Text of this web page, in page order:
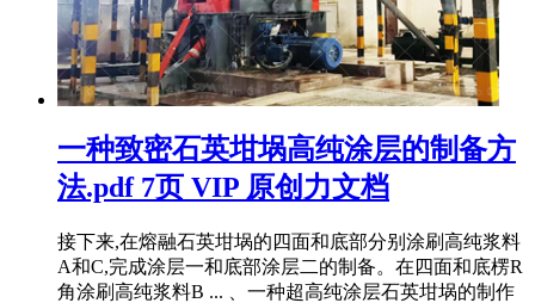
一种致密石英坩埚高纯涂层的制备方
法.pdf 7页 VIP 原创力文档
接下来,在熔融石英坩埚的四面和底部分别涂刷高纯浆料
A和C,完成涂层一和底部涂层二的制备。在四面和底楞R
角涂刷高纯浆料B ... 、一种超高纯涂层石英坩埚的制作